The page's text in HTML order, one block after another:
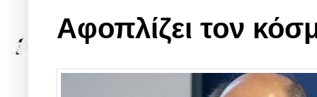
Αφοπλίζει τον